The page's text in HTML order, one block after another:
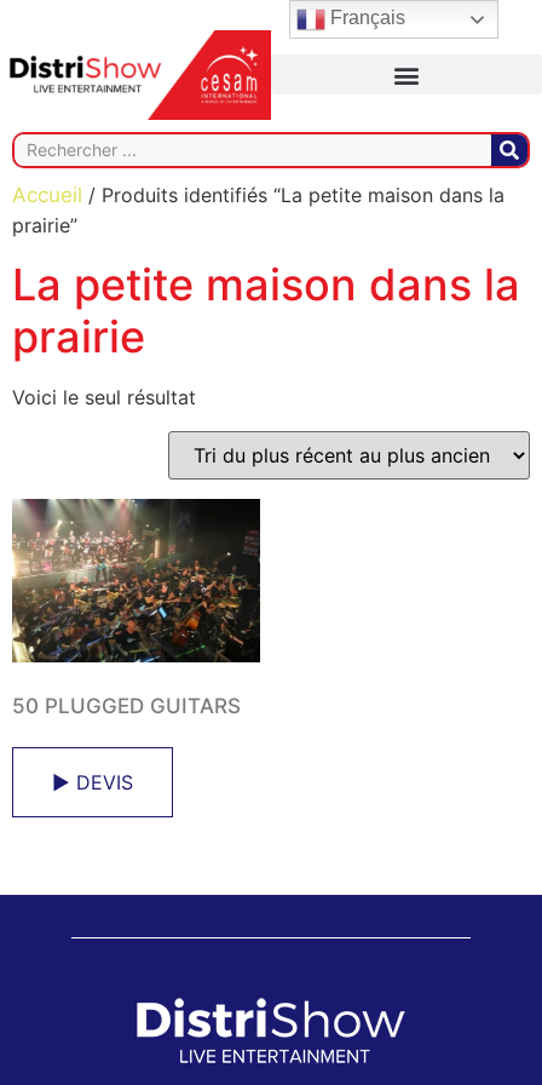
Accueil / Produits identifiés “La petite maison dans la
prairie”
La petite maison dans la
prairie
Voici le seul résultat
50 PLUGGED GUITARS
► DEVIS
Français